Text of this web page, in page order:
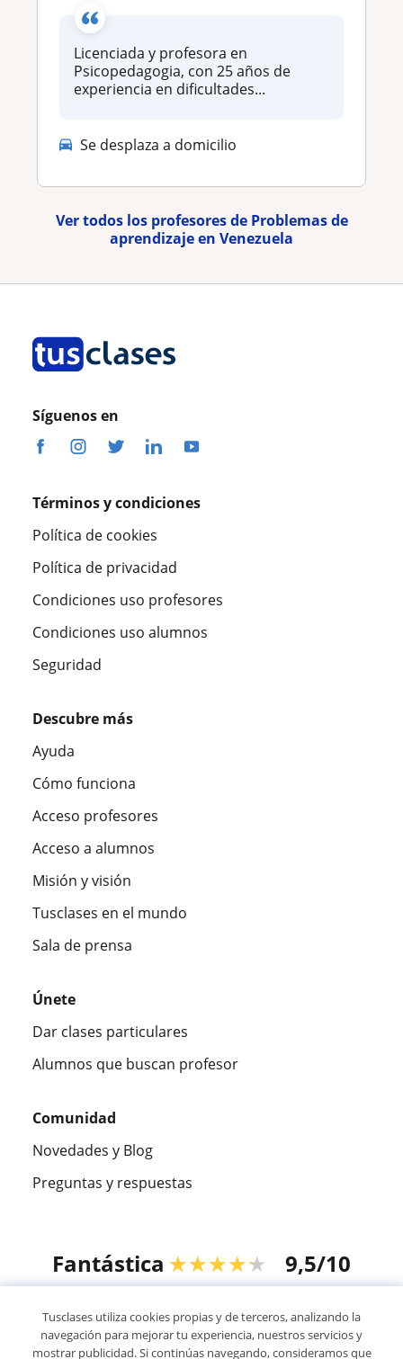
Licenciada y profesora en
Psicopedagogia, con 25 años de
experiencia en dificultades...
Se desplaza a domicilio
Ver todos los profesores de Problemas de
aprendizaje en Venezuela
Síguenos en
Términos y condiciones
Política de cookies
Política de privacidad
Condiciones uso profesores
Condiciones uso alumnos
Seguridad
Descubre más
Ayuda
Cómo funciona
Acceso profesores
Acceso a alumnos
Misión y visión
Tusclases en el mundo
Sala de prensa
Únete
Dar clases particulares
Alumnos que buscan profesor
Comunidad
Novedades y Blog
Preguntas y respuestas
Fantástica ★★★★★ 9,5/10
Tusclases utiliza cookies propias y de terceros, analizando la
navegación para mejorar tu experiencia, nuestros servicios y
mostrar publicidad. Si continúas navegando, consideramos que